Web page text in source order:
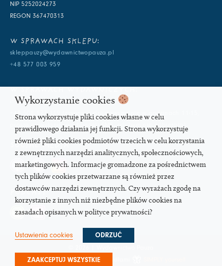
NIP 5252024273
REGON 367470313
W SPRAWACH SKLEPU:
skleppauzy@wydawnictwopauza.pl
+48 577 003 959
info@wydawnictwopauza.pl
+48 501 177 119 (czynny w dni powszednie w godzinach 11-15,
proszę o wysłanie wiadomości SMS, gdybym nie odbierała)
SOCIAL MEDIA
PODCAST
Strona pod troskliwymi skrzydłami
Wykorzystanie cookies
Strona wykorzystuje pliki cookies własne w celu
prawidłowego działania jej funkcji. Strona wykorzystuje
również pliki cookies podmiotów trzecich w celu korzystania
z zewnętrznych narzędzi analitycznych, społecznościowych,
marketingowych. Informacje gromadzone za pośrednictwem
tych plików cookies przetwarzane są również przez
dostawców narzędzi zewnętrznych. Czy wyrażach zgodę na
korzystanie z innych niż niezbędne plików cookies na
zasadach opisanych w polityce prywatności?
Ustawienia cookies ODRZUĆ
ZAAKCEPTUJ WSZYSTKIE